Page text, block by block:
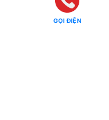
tế GỌI ĐIỆN